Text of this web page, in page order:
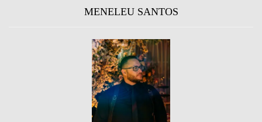
MENELEU SANTOS